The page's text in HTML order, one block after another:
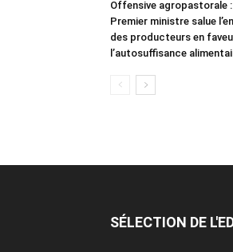
Offensive agropastorale :
Premier ministre salue
des producteurs en
l’autosuffisance
SÉLECTION DE